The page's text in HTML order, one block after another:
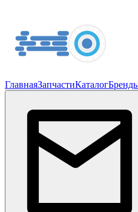
ГлавнаяЗапчастиКаталог